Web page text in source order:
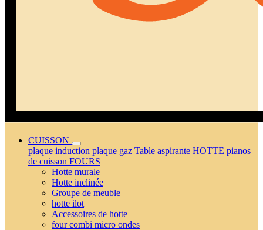
CUISSON
plaque induction plaque gaz Table aspirante HOTTE pianos
de cuisson FOURS
Hotte murale
Hotte inclinée
Groupe de meuble
hotte ilot
Accessoires de hotte
four combi micro ondes